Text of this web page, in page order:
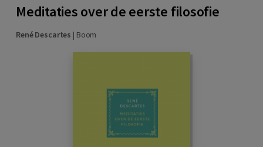
Meditaties over de eerste filosofie
René Descartes | Boom